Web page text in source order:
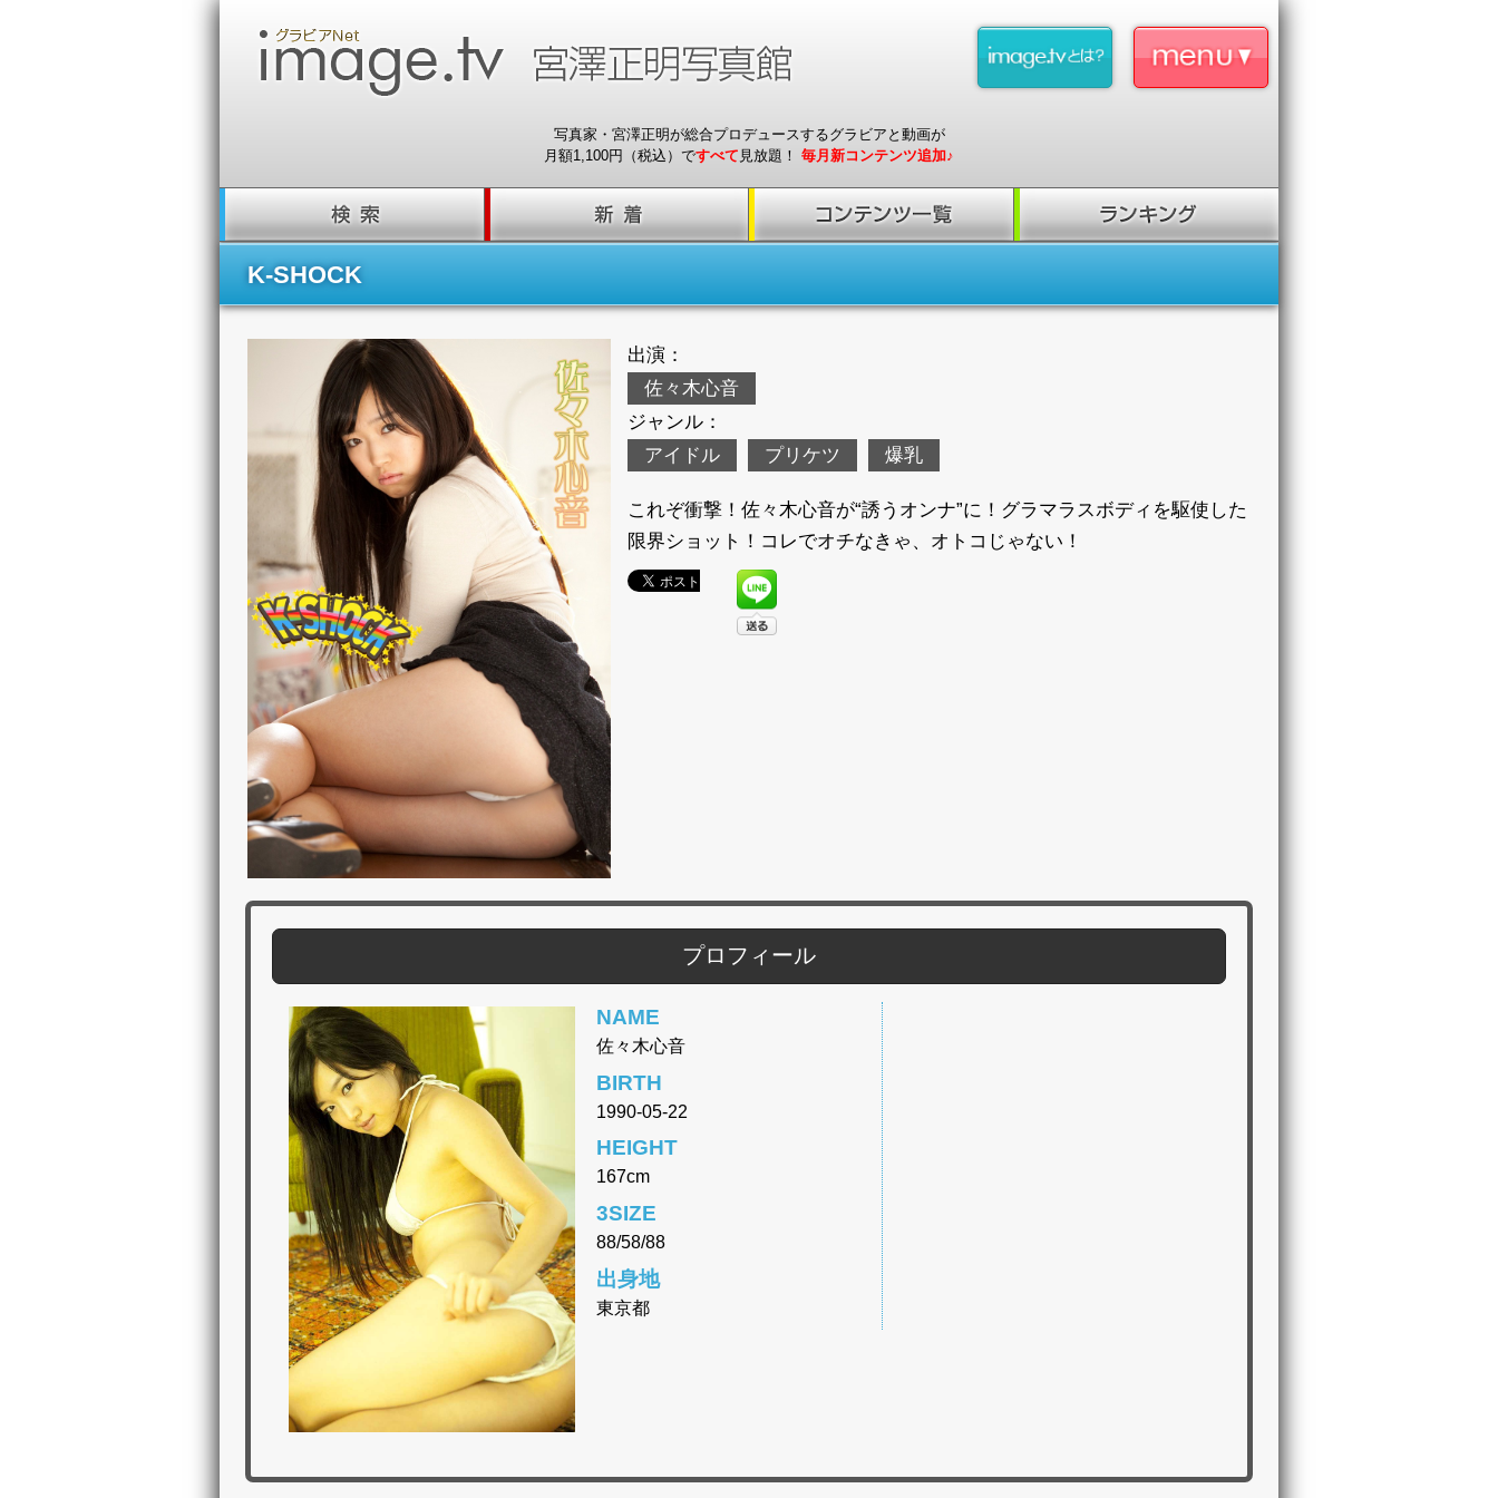
写真家・宮澤正明が総合プロデュースするグラビアと動画が
月額1,100円（税込）ですべて 見放題！ 毎月新コンテンツ追加♪
K-SHOCK
出演：
佐々木心音
ジャンル：
アイドル
プリケツ 爆乳
これぞ衝撃！佐々木心音が“誘うオンナ”に！グラマラスボディを駆使した
限界ショット！コレでオチなきゃ、オトコじゃない！
プロフィール
NAME
佐々木心音
BIRTH
1990-05-22
HEIGHT
167cm
3SIZE
88/58/88
出身地
東京都